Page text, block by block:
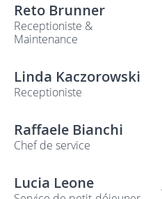
Reto Brunner
Receptioniste &
Maintenance
Linda Kaczorowski
Receptioniste
Raffaele Bianchi
Chef de service
Lucia Leone